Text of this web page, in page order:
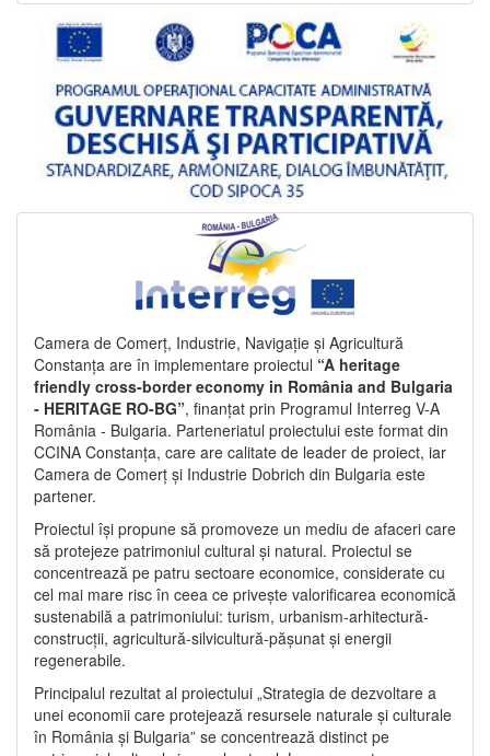
Camera de Comerț, Industrie, Navigație și Agricultură
Constanța are în implementare proiectul “A heritage
friendly cross-border economy in România and Bulgaria
- HERITAGE RO-BG”, finanțat prin Programul Interreg V-A
România - Bulgaria. Parteneriatul proiectului este format din
CCINA Constanța, care are calitate de leader de proiect, iar
Camera de Comerț și Industrie Dobrich din Bulgaria este
partener.
Proiectul își propune să promoveze un mediu de afaceri care
să protejeze patrimoniul cultural și natural. Proiectul se
concentrează pe patru sectoare economice, considerate cu
cel mai mare risc în ceea ce privește valorificarea economică
sustenabilă a patrimoniului: turism, urbanism-arhitectură-
construcții, agricultură-silvicultură-pășunat și energii
regenerabile.
Principalul rezultat al proiectului „Strategia de dezvoltare a
unei economii care protejează resursele naturale și culturale
în România și Bulgaria” se concentrează distinct pe